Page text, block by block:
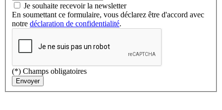
Je souhaite recevoir la newsletter
En soumettant ce formulaire, vous déclarez être d'accord avec
notre déclaration de confidentialité.
(*) Champs obligatoires
Envoyer